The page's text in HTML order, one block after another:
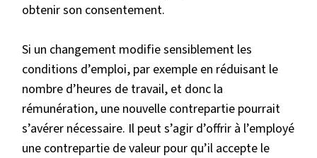
obtenir son consentement.
Si un changement modifie sensiblement les
conditions d’emploi, par exemple en réduisant le
nombre d’heures de travail, et donc la
rémunération, une nouvelle contrepartie pourrait
s’avérer nécessaire. Il peut s’agir d’offrir à l’employé
une contrepartie de valeur pour qu’il accepte le